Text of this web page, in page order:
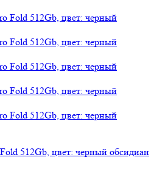
512Gb, цвет: черный обсидиан